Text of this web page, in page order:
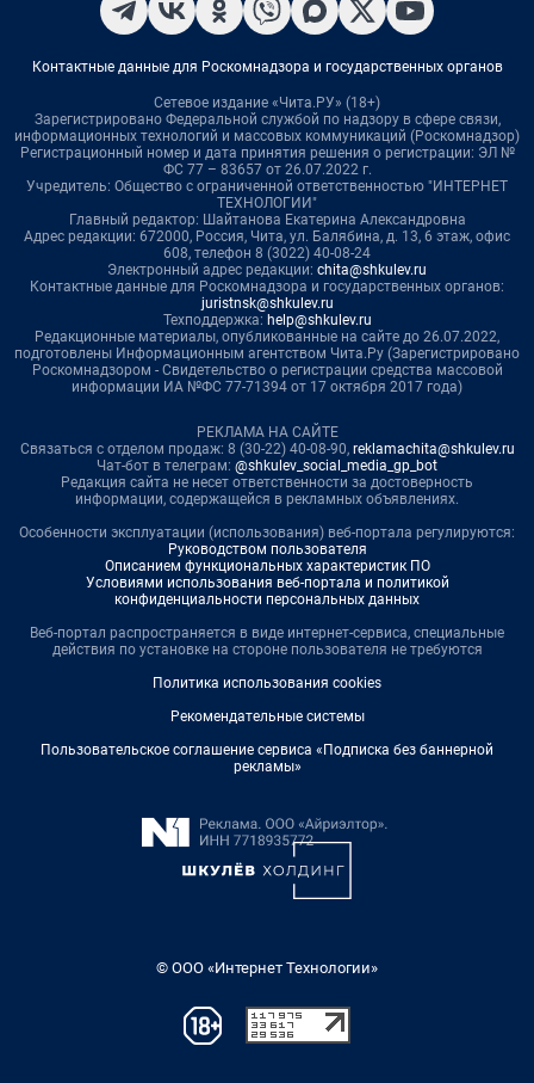
Контактные данные для Роскомнадзора и государственных органов
Сетевое издание «Чита.РУ» (18+)
Зарегистрировано Федеральной службой по надзору в сфере связи,
информационных технологий и массовых коммуникаций (Роскомнадзор)
Регистрационный номер и дата принятия решения о регистрации: ЭЛ №
ФС 77 – 83657 от 26.07.2022 г.
Учредитель: Общество с ограниченной ответственностью "ИНТЕРНЕТ
ТЕХНОЛОГИИ"
Главный редактор: Шайтанова Екатерина Александровна
Адрес редакции: 672000, Россия, Чита, ул. Балябина, д. 13, 6 этаж, офис
608, телефон 8 (3022) 40-08-24
Электронный адрес редакции: chita@shkulev.ru
Контактные данные для Роскомнадзора и государственных органов:
juristnsk@shkulev.ru
Техподдержка: help@shkulev.ru
Редакционные материалы, опубликованные на сайте до 26.07.2022,
подготовлены Информационным агентством Чита.Ру (Зарегистрировано
Роскомнадзором - Свидетельство о регистрации средства массовой
информации ИА №ФС 77-71394 от 17 октября 2017 года)
РЕКЛАМА НА САЙТЕ
Связаться с отделом продаж: 8 (30-22) 40-08-90, reklamachita@shkulev.ru
Чат-бот в телеграм: @shkulev_social_media_gp_bot
Редакция сайта не несет ответственности за достоверность
информации, содержащейся в рекламных объявлениях.
Особенности эксплуатации (использования) веб-портала регулируются:
Руководством пользователя
Описанием функциональных характеристик ПО
Условиями использования веб-портала и политикой
конфиденциальности персональных данных
Веб-портал распространяется в виде интернет-сервиса, специальные
действия по установке на стороне пользователя не требуются
Политика использования cookies
Рекомендательные системы
Пользовательское соглашение сервиса «Подписка без баннерной
рекламы»
© ООО «Интернет Технологии»